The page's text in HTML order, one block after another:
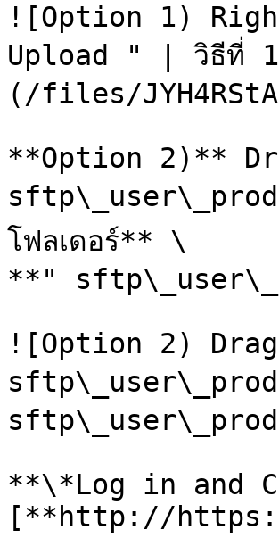
![Option 1)
Upload " | วิธีที่
(/files/
**Option 2)**
โฟลเดอร์** \
**"
![Option 2)
sftp\_user\_prod
**\*Log in and
[**http://